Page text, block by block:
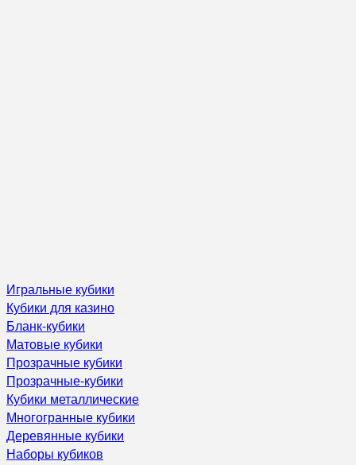
Игральные кубики
Кубики для казино
Бланк-кубики
Матовые кубики
Прозрачные кубики
Прозрачные-кубики
Кубики металлические
Многогранные кубики
Деревянные кубики
Наборы кубиков